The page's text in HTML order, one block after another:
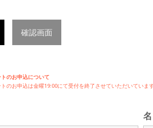
確認画面
のお申込について
のお申込は金曜19:00にて受付を終了させていただいていま